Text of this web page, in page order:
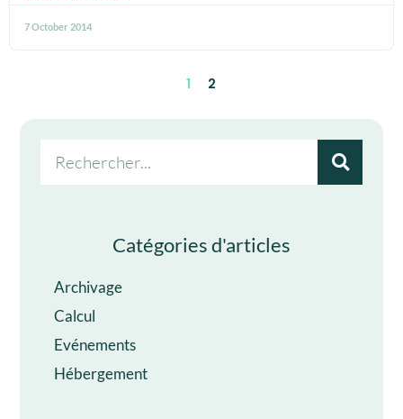
7 October 2014
1 2
Catégories d'articles
Archivage
Calcul
Evénements
Hébergement